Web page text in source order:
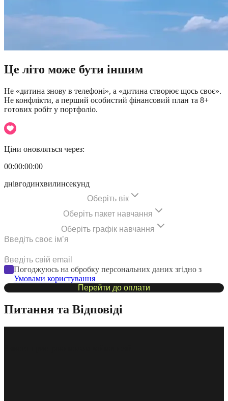
Це літо може бути іншим
Не «дитина знову в телефоні», а «дитина створює щось своє».
Не конфлікти, а перший особистий фінансовий план та 8+
готових робіт у портфоліо.
Ціни оновляться через:
00:00:00:00
днівгодинхвилинсекунд
Оберіть вік
Оберіть пакет навчання
Оберіть графік навчання
Погоджуюсь на обробку персональних даних згідно з
Умовами користування
Перейти до оплати
Питання та Відповіді